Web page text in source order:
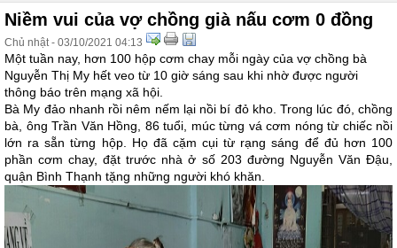
Niềm vui của vợ chồng già nấu cơm 0 đồng
Chủ nhật - 03/10/2021 04:13
Một tuần nay, hơn 100 hộp cơm chay mỗi ngày của vợ chồng bà
Nguyễn Thị My hết veo từ 10 giờ sáng sau khi nhờ được người
thông báo trên mạng xã hội.
Bà My đảo nhanh rồi nêm nếm lại nồi bí đỏ kho. Trong lúc đó, chồng
bà, ông Trần Văn Hồng, 86 tuổi, múc từng vá cơm nóng từ chiếc nồi
lớn ra sẵn từng hộp. Họ đã cặm cụi từ rạng sáng để đủ hơn 100
phần cơm chay, đặt trước nhà ở số 203 đường Nguyễn Văn Đậu,
quận Bình Thạnh tặng những người khó khăn.